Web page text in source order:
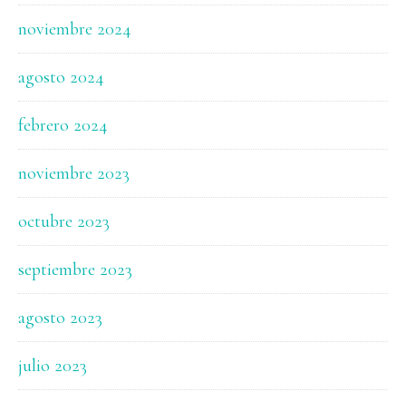
noviembre 2024
agosto 2024
febrero 2024
noviembre 2023
octubre 2023
septiembre 2023
agosto 2023
julio 2023